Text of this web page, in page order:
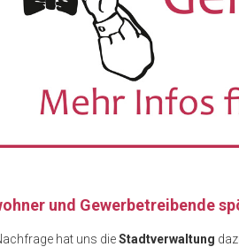
und Gewerbetreibende
hat uns dieStadtverwaltung